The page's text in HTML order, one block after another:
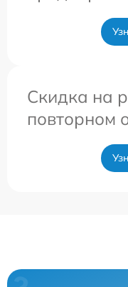
Скидка на
повторном